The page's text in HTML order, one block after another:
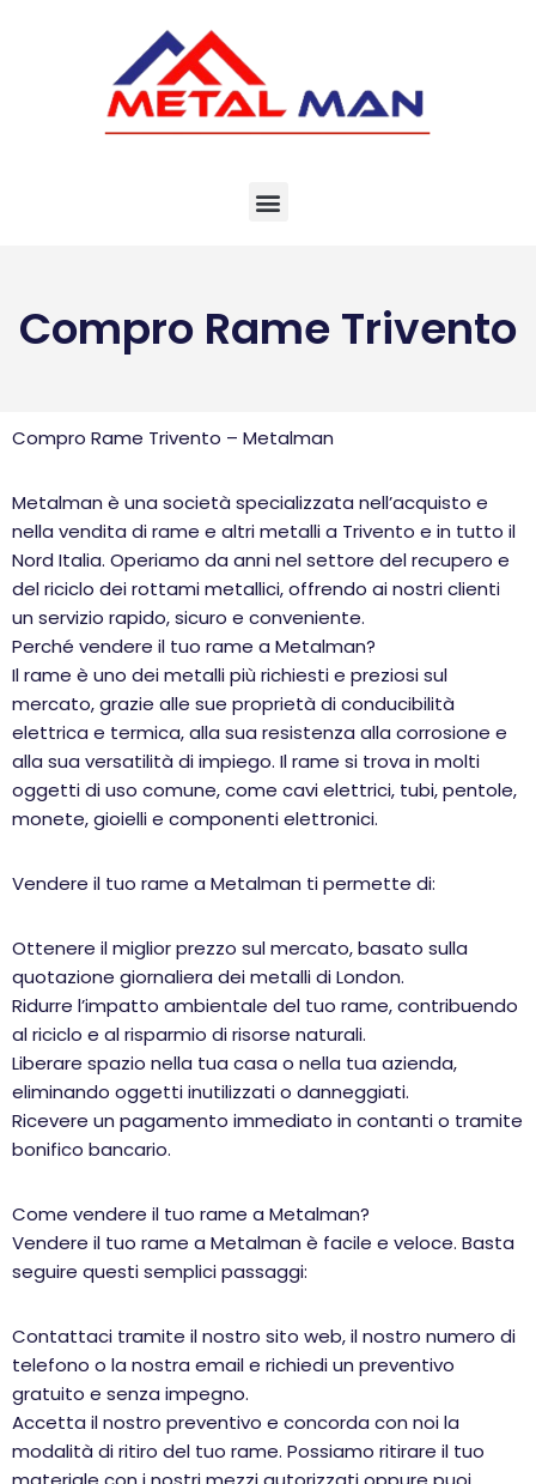
Compro Rame Trivento
Compro Rame Trivento – Metalman
Metalman è una società specializzata nell’acquisto e
nella vendita di rame e altri metalli a Trivento e in tutto il
Nord Italia. Operiamo da anni nel settore del recupero e
del riciclo dei rottami metallici, offrendo ai nostri clienti
un servizio rapido, sicuro e conveniente.
Perché vendere il tuo rame a Metalman?
Il rame è uno dei metalli più richiesti e preziosi sul
mercato, grazie alle sue proprietà di conducibilità
elettrica e termica, alla sua resistenza alla corrosione e
alla sua versatilità di impiego. Il rame si trova in molti
oggetti di uso comune, come cavi elettrici, tubi, pentole,
monete, gioielli e componenti elettronici.
Vendere il tuo rame a Metalman ti permette di:
Ottenere il miglior prezzo sul mercato, basato sulla
quotazione giornaliera dei metalli di London.
Ridurre l’impatto ambientale del tuo rame, contribuendo
al riciclo e al risparmio di risorse naturali.
Liberare spazio nella tua casa o nella tua azienda,
eliminando oggetti inutilizzati o danneggiati.
Ricevere un pagamento immediato in contanti o tramite
bonifico bancario.
Come vendere il tuo rame a Metalman?
Vendere il tuo rame a Metalman è facile e veloce. Basta
seguire questi semplici passaggi:
Contattaci tramite il nostro sito web, il nostro numero di
telefono o la nostra email e richiedi un preventivo
gratuito e senza impegno.
Accetta il nostro preventivo e concorda con noi la
modalità di ritiro del tuo rame. Possiamo ritirare il tuo